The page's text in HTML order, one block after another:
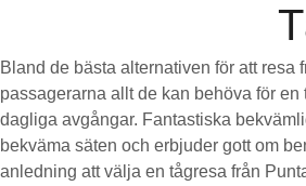
Bland de bästa alternativen för att
passagerarna allt de kan behöva för
dagliga avgångar. Fantastiska
bekväma säten och erbjuder gott om
anledning att välja en tågresa från